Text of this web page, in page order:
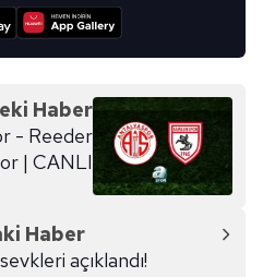
Haber
- Reeder
| CANLI
Haber
açıklandı!